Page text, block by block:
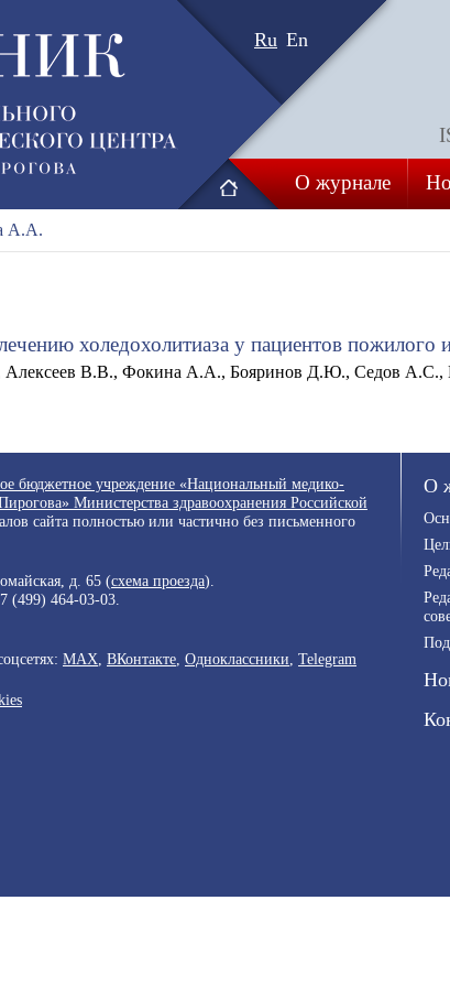
Ru En
О журнале
А.А.
холедохолитиаза у пациентов пожилого и
В.В., Фокина А.А., Бояринов Д.Ю., Седов А.С.,
бюджетное учреждение «Национальный медико-
Министерства здравоохранения Российской
сайта полностью или частично без письменного
д. 65 (схема проезда).
(499) 464-03-03
MAX ВКонтакте Одноклассники Telegram
О